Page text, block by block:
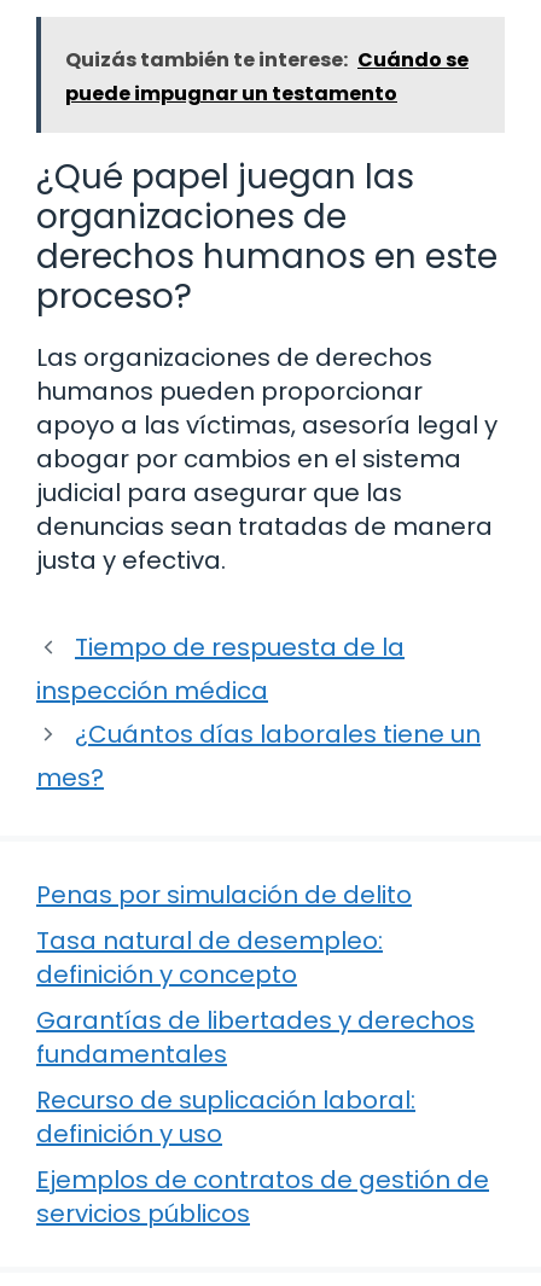
Quizás también te interese: Cuándo se
puede impugnar un testamento
¿Qué papel juegan las
organizaciones de
derechos humanos en este
proceso?
Las organizaciones de derechos
humanos pueden proporcionar
apoyo a las víctimas, asesoría legal y
abogar por cambios en el sistema
judicial para asegurar que las
denuncias sean tratadas de manera
justa y efectiva.
Tiempo de respuesta de la
inspección médica
¿Cuántos días laborales tiene un
mes?
Penas por simulación de delito
Tasa natural de desempleo:
definición y concepto
Garantías de libertades y derechos
fundamentales
Recurso de suplicación laboral:
definición y uso
Ejemplos de contratos de gestión de
servicios públicos